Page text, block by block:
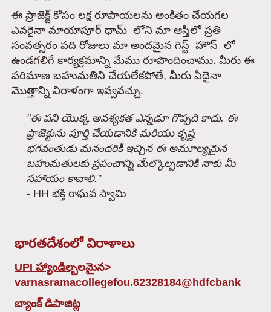
ఈ ప్రాజెక్ట్ కోసం లక్ష రూపాయలను అంకితం చేయగల
ఎవరైనా మాయాపూర్ ధామ్ ‌ లోని మా ఆస్తిలో ప్రతి
సంవత్సరం పది రోజులు మా అందమైన గెస్ట్ ‌ హౌస్ ‌ లో
ఉండగలిగే కార్యక్రమాన్ని మేము రూపొందించాము. మీరు ఈ
పరిమాణ బహుమతిని చేయలేకపోతే, మీరు ఏదైనా
మొత్తాన్ని విరాళంగా ఇవ్వవచ్చు.
"ఈ పని యొక్క ఆవశ్యకత ఎన్నడూ గొప్పది కాదు. ఈ
ప్రాజెక్టును పూర్తి చేయడానికి మరియు కృష్ణ
భగవంతుడు మనందరికీ ఇచ్చిన ఈ అమూల్యమైన
బహుమతులకు ప్రపంచాన్ని మేల్కొల్పడానికి నాకు మీ
సహాయం కావాలి.”
- HH భక్తి రాఘవ స్వామి
భారతదేశంలో విరాళాలు
UPI హ్యాండిల్బలమైన>
varnasramacollegefou.62328184@hdfcbank
బ్యాంక్ డిపాజిట్ల